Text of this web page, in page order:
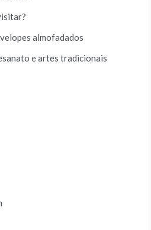
almofadados
e artes tradicionais